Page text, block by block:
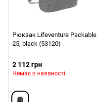
Рюкзак Lifeventure Packable
25, black (53120)
2 112 грн
Немає в наявності